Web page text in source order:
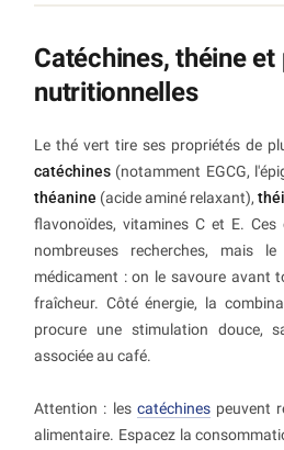
Catéchines, théine
nutritionnelles
Le thé vert tire ses propriétés de
catéchines (notamment EGCG,
théanine (acide aminé relaxant),
flavonoïdes, vitamines C et E.
nombreuses recherches, mais
médicament : on le savoure avant
fraîcheur. Côté énergie, la
procure une stimulation douce,
associée au café.
Attention : les catéchinespeuvent
alimentaire. Espacez la